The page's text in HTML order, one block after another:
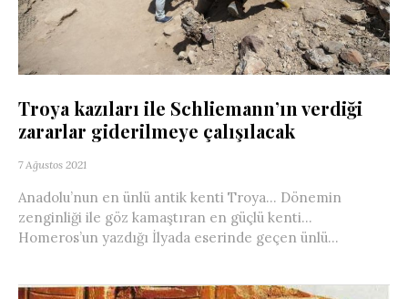
Troya kazıları ile Schliemann’ın verdiği
zararlar giderilmeye çalışılacak
7 Ağustos 2021
Anadolu’nun en ünlü antik kenti Troya… Dönemin
zenginliği ile göz kamaştıran en güçlü kenti…
Homeros’un yazdığı İlyada eserinde geçen ünlü...